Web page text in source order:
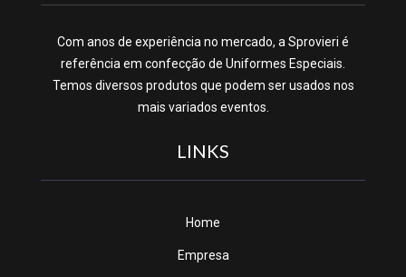
Com anos de experiência no mercado, a Sprovieri é
referência em confecção de Uniformes Especiais.
Temos diversos produtos que podem ser usados nos
mais variados eventos.
LINKS
Home
Empresa